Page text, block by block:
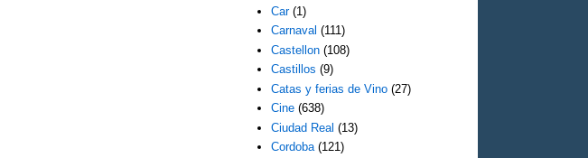
Car (1)
Carnaval (111)
Castellon (108)
Castillos (9)
Catas y ferias de Vino (27)
Cine (638)
Ciudad Real (13)
Cordoba (121)